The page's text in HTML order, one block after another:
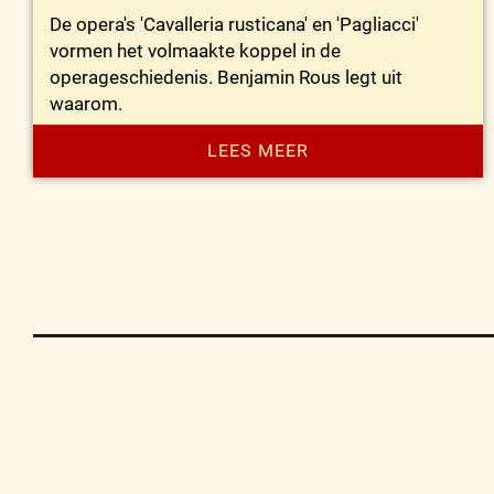
De opera's 'Cavalleria rusticana' en 'Pagliacci'
vormen het volmaakte koppel in de
operageschiedenis. Benjamin Rous legt uit
waarom.
LEES MEER